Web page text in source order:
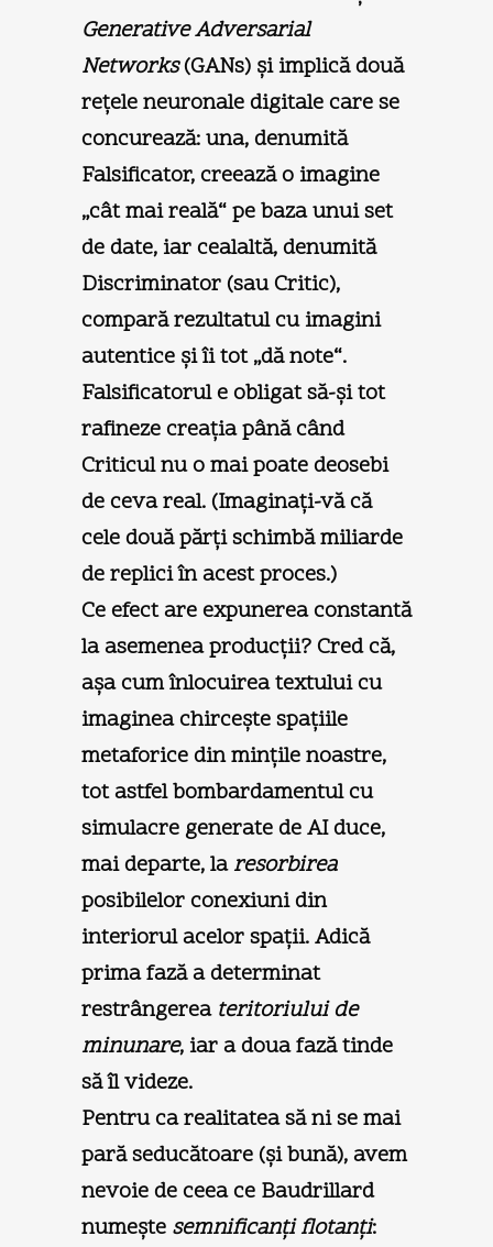
Generative Adversarial
Networks(GANs) şi implică două
reţele neuronale digitale care se
concurează: una, denumită
Falsificator, creează o imagine
„cât mai reală“ pe baza unui set
de date, iar cealaltă, denumită
Discriminator (sau Critic),
compară rezultatul cu imagini
autentice şi îi tot „dă note“.
Falsificatorul e obligat să-şi tot
rafineze creaţia până când
Criticul nu o mai poate deosebi
de ceva real. (Imaginaţi-vă că
cele două părţi schimbă miliarde
de replici în acest proces.)
Ce efect are expunerea constantă
la asemenea producţii? Cred că,
aşa cum înlocuirea textului cu
imaginea chirceşte spaţiile
metaforice din minţile noastre,
tot astfel bombardamentul cu
simulacre generate de AI duce,
mai departe, laresorbirea
posibilelor conexiuni din
interiorul acelor spaţii. Adică
prima fază a determinat
restrângerea teritoriului de
minunare, iar a doua fază tinde
să îl videze.
Pentru ca realitatea să ni se mai
pară seducătoare (şi bună), avem
nevoie de ceea ce Baudrillard
numeşte semnificanţi flotanţi: